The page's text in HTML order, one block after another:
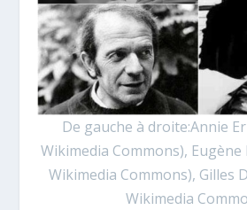
De gauche à droite:Annie
Wikimedia Commons), Eugène
Wikimedia Commons), Gilles
Wikimedia